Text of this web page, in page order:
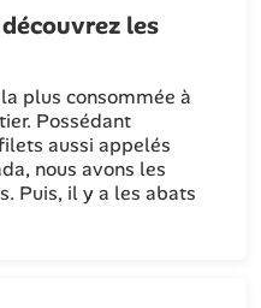
les
plus consommée à
Possédant
aussi appelés
nous avons les
Puis, il y a les abats